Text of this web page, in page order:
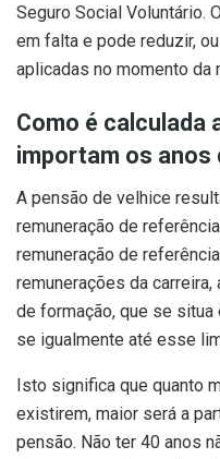
Seguro Social Voluntário.
em falta e pode reduzir,
aplicadas no momento da
Como é calculada
importam os anos
A pensão de velhice
remuneração de
remuneração de
remunerações da
de formação, que se situa
se igualmente até esse
Isto significa que quanto
existirem, maior será a
pensão. Não ter 40 anos